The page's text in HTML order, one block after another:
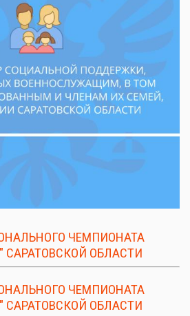
ЧЕМПИОНАТА
ОБЛАСТИ
ЧЕМПИОНАТА
ОБЛАСТИ